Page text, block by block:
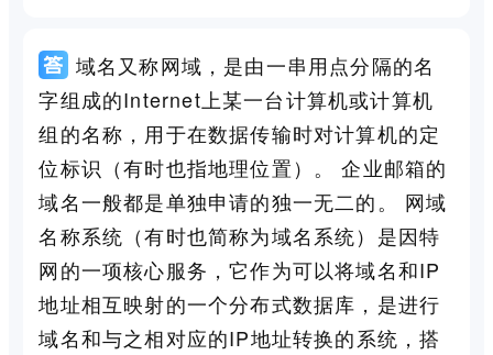
域名又称网域，是由一串用点分隔的名
字组成的Internet上某一台计算机或计算机
组的名称，用于在数据传输时对计算机的定
位标识（有时也指地理位置）。 企业邮箱的
域名一般都是单独申请的独一无二的。 网域
名称系统（有时也简称为域名系统）是因特
网的一项核心服务，它作为可以将域名和IP
地址相互映射的一个分布式数据库，是进行
域名和与之相对应的IP地址转换的系统，搭